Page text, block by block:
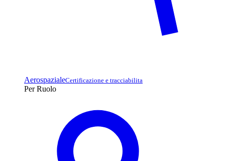
AerospazialeCertificazione e tracciabilita
Per Ruolo